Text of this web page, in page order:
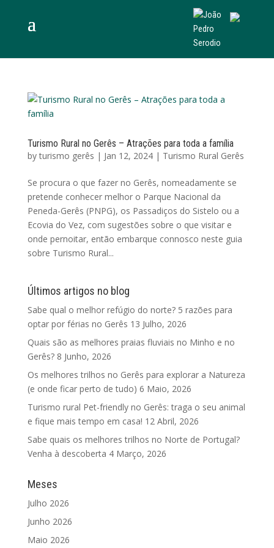
Turismo Rural no Gerês – Atrações para toda a família
byturismo gerês | Jan 12, 2024| Turismo Rural Gerês
Se procura o que fazer no Gerês, nomeadamente se
pretende conhecer melhor o Parque Nacional da
Peneda-Gerês (PNPG), os Passadiços do Sistelo ou a
Ecovia do Vez, com sugestões sobre o que visitar e
onde pernoitar, então embarque connosco neste guia
sobre Turismo Rural...
Últimos artigos no blog
Sabe qual o melhor refúgio do norte? 5 razões para
optar por férias no Gerês 13 Julho, 2026
Quais são as melhores praias fluviais no Minho e no
Gerês? 8 Junho, 2026
Os melhores trilhos no Gerês para explorar a Natureza
(e onde ficar perto de tudo) 6 Maio, 2026
Turismo rural Pet-friendly no Gerês: traga o seu animal
e fique mais tempo em casa! 12 Abril, 2026
Sabe quais os melhores trilhos no Norte de Portugal?
Venha à descoberta 4 Março, 2026
Meses
Julho 2026
Junho 2026
Maio 2026